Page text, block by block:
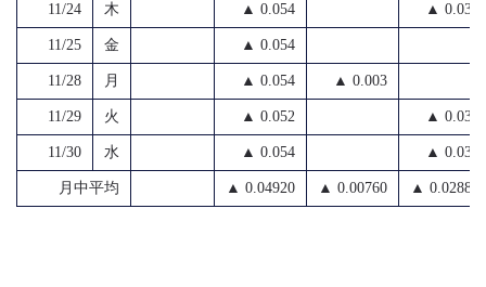
11/24 木 ▲ 0.054 ▲ 0.030
11/25 金 ▲ 0.054
11/28 月 ▲ 0.054 ▲ 0.003
11/29 火 ▲ 0.052 ▲ 0.032
11/30 水 ▲ 0.054 ▲ 0.030
月中平均 ▲ 0.04920 ▲ 0.00760 ▲ 0.02889